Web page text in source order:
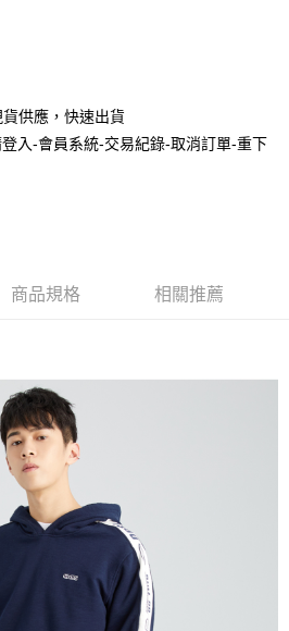
享後付 」之結帳頁面顯示為準，若有關於
退款等相關疑問，請聯繫「AFTEE先享後付
support/home
司提供之「AFTEE先享後付」服務完成之交
供個人資料，並將交易相關給付款項請求債
瀏覽以下網址：
，將依據個別帳號之用戶狀況，依本公司即
仍有額度不足之情形，本公司將視審查結果
止該用戶之使用額度並採取法律行動。
以上)免運費
以上)免運費
供應，快速出貨
入-會員系統-交易紀錄-取消訂單-重下
商品規格 相關推薦